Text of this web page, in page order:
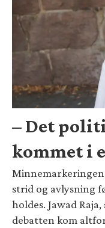
– Det
kommet i
strid og avlysning
holdes. Jawad
debatten kom